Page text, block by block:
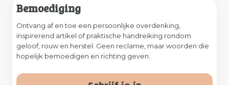
Bemoediging
Ontvang af en toe een persoonlijke overdenking,
inspirerend artikel of praktische handreiking rondom
geloof, rouw en herstel. Geen reclame, maar woorden die
hopelijk bemoedigen en richting geven.